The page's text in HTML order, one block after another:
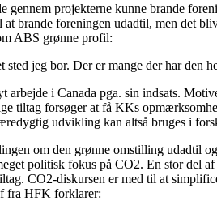
gennem projekterne kunne brande
brande foreningen udadtil, men det
ABS grønne profil:
jeg bor. Der er mange der har den
i Canada pga. sin indsats.
tiltag forsøger at få KKs
udvikling kan altså bruges i
om den grønne omstilling udadtil
politisk fokus på CO2. En stor del
CO2-diskursen er med til at
fra HFK forklarer: